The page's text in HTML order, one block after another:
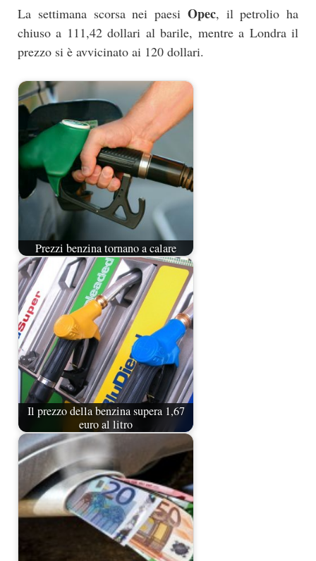
La settimana scorsa nei paesi Opec, il petrolio ha
chiuso a 111,42 dollari al barile, mentre a Londra il
prezzo si è avvicinato ai 120 dollari.
Prezzi benzina tornano a calare
Il prezzo della benzina supera 1,67
euro al litro